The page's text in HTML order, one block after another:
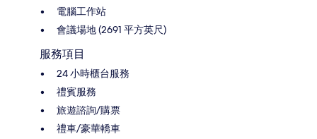
電腦工作站
會議場地 (2691 平方英尺)
服務項目
24 小時櫃台服務
禮賓服務
旅遊諮詢/購票
禮車/豪華轎車